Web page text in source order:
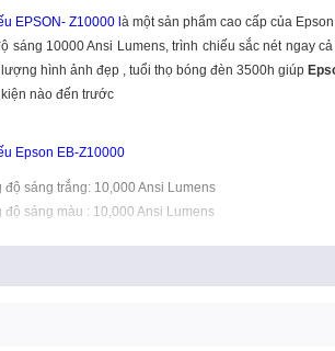
EPSON- Z10000 là một sản phẩm cao cấp của
sáng 10000 Ansi Lumens, trình chiếu sắc nét ngay
hình ảnh đẹp , tuổi thọ bóng đèn 3500h giúp
nào đến trước
Epson EB-Z10000
sáng trắng: 10,000 Ansi Lumens
sáng màu : 10,000 Ansi Lumens
340W UHE x 2, tuổi thọ 3,500 giờ